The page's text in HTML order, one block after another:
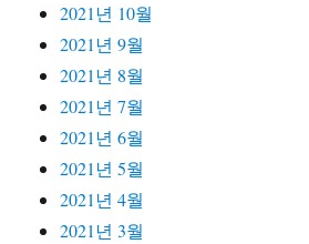
2021년 10월
2021년 9월
2021년 8월
2021년 7월
2021년 6월
2021년 5월
2021년 4월
2021년 3월